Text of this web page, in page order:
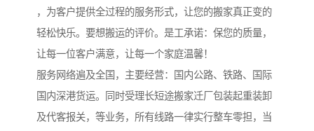
，为客户提供全过程的服务形式，让您的搬家真正变的
轻松快乐。要想搬运的评价。是工承诺：保您的质量，
让每一位客户满意，让每一个家庭温馨！
服务网络遍及全国，主要经营：国内公路、铁路、国际
国内深港货运。同时受理长短途搬家迁厂包装起重装卸
及代客报关，等业务，所有线路一律实行整车零担，当